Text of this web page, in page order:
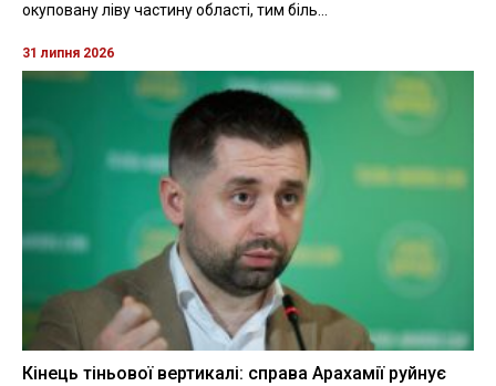
окуповану ліву частину області, тим біль...
31 липня 2026
Кінець тіньової вертикалі: справа Арахамії руйнує